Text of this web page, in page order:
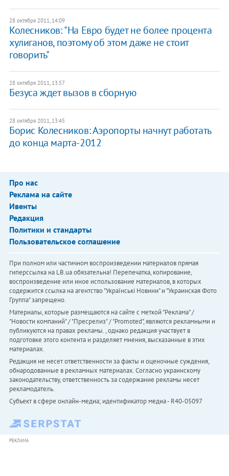
28 октября 2011, 14:09
Колесников: "На Евро будет не более процента
хулиганов, поэтому об этом даже не стоит
говорить"
28 октября 2011, 13:57
Безуса ждет вызов в сборную
28 октября 2011, 13:45
Борис Колесников: Аэропорты начнут работать
до конца марта-2012
Про нас
Реклама на сайте
Ивенты
Редакция
Политики и стандарты
Пользовательское соглашение
При полном или частичном воспроизведении материалов прямая
гиперссылка на LB.ua обязательна! Перепечатка, копирование,
воспроизведение или иное использование материалов, в которых
содержится ссылка на агентство "Українськi Новини" и "Украинская Фото
Группа" запрещено.
Материалы, которые размещаются на сайте с меткой "Реклама" /
"Новости компаний" / "Пресрелиз" / "Promoted", являются рекламными и
публикуются на правах рекламы. , однако редакция участвует в
подготовке этого контента и разделяет мнения, высказанные в этих
материалах.
Редакция не несет ответственности за факты и оценочные суждения,
обнародованные в рекламных материалах. Согласно украинскому
законодательству, ответственность за содержание рекламы несет
рекламодатель.
Субъект в сфере онлайн-медиа; идентификатор медиа - R40-05097
РЕКЛАМА